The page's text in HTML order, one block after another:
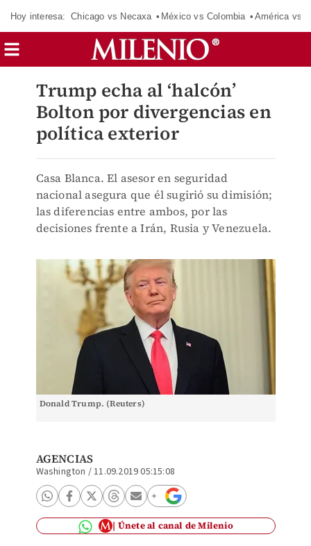
Hoy interesa: Chicago vs Necaxa México vs Colombia América vs
Trump echa al ‘halcón’
Bolton por divergencias en
política exterior
Casa Blanca. El asesor en seguridad
nacional asegura que él sugirió su dimisión;
las diferencias entre ambos, por las
decisiones frente a Irán, Rusia y Venezuela.
Donald Trump. (Reuters)
AGENCIAS
Washington /11.09.2019 05:15:08
Únete al canal de Milenio